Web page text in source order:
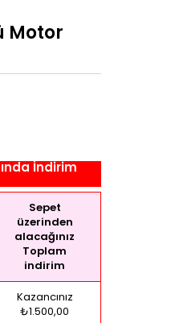
Motor
İndirim
Sepet
üzerinden
alacağınız
Toplam
indirim
Kazancınız
₺1.500,00